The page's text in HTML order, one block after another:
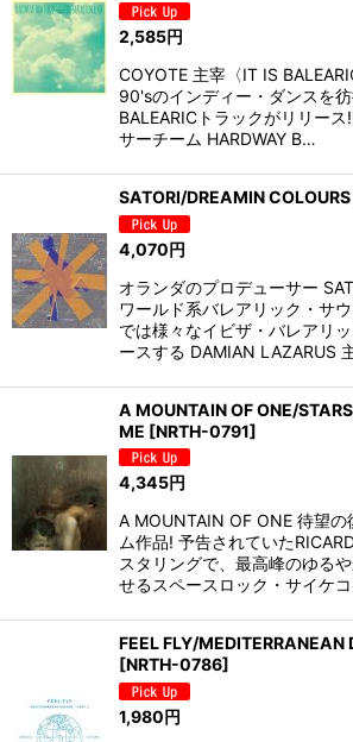
2,585円
COYOTE 主宰〈IT IS
90'sのインディー・ダンスを
BALEARICトラックがリリー
サーチーム HARDWAY B…
SATORI/DREAMIN COLOURS
4,070円
オランダのプロデューサー
ワールド系バレアリック・サ
では様々なイビザ・バレアリ
ースする DAMIAN LAZARUS
A MOUNTAIN OF ONE/
ME [NRTH-0791]
4,345円
A MOUNTAIN OF ONE 待望の
ム作品! 予告されていた
スタリングで、最高峰のゆる
せるスペースロック・サイケ
FEEL FLY/MEDITERRANEAN
[NRTH-0786]
1,980円